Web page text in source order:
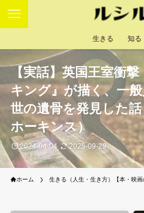
生きる 知る
【実話】英国王室衝
キング』が描く、一
世の遺骨を発見した
ホーキンス）
2024-04-04 2025-09-29
ホーム 生きる（人生・生き方）【本・映画